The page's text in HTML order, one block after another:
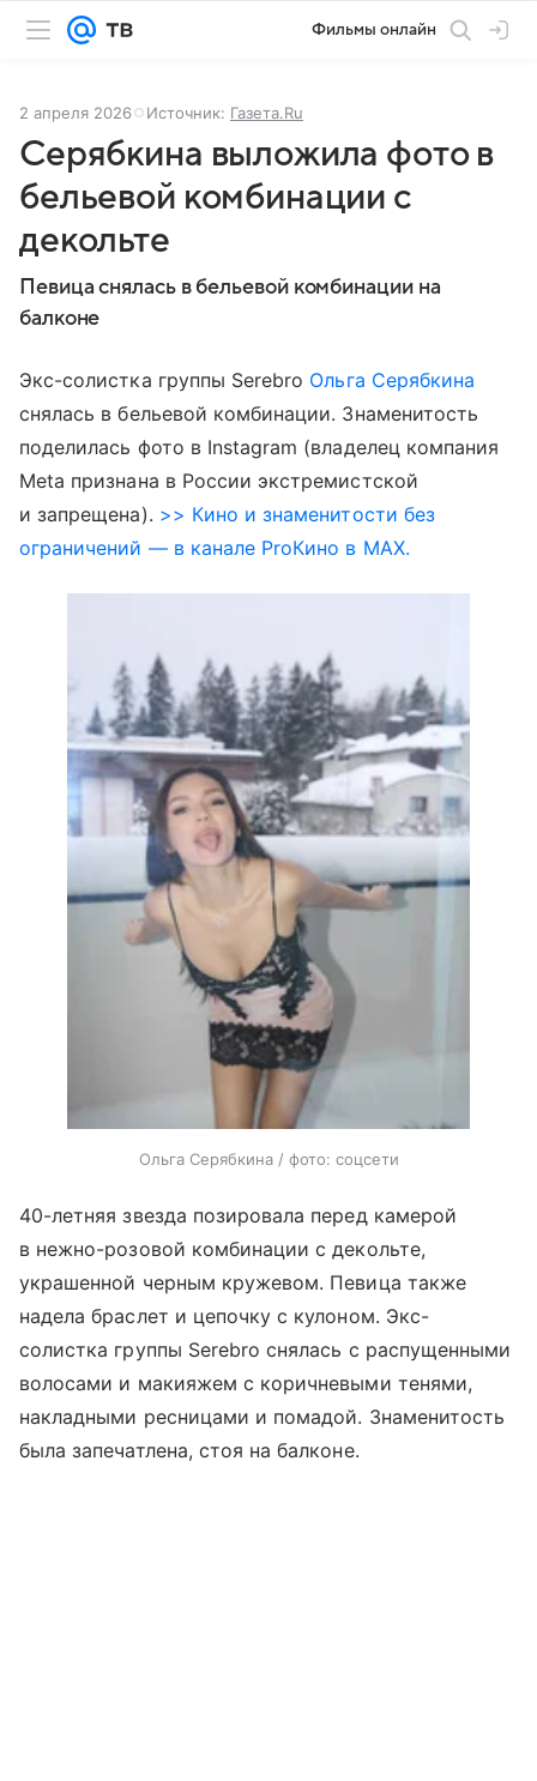
Фильмы онлайн
2 апреля 2026 Источник: Газета.Ru
Серябкина выложила фото в
бельевой комбинации с
декольте
Певица снялась в бельевой комбинации на
балконе
Экс-солистка группы Serebro Ольга Серябкина
снялась в бельевой комбинации. Знаменитость
поделилась фото в Instagram (владелец компания
Meta признана в России экстремистской
и запрещена). >> Кино и знаменитости без
ограничений — в канале ProКино в MAX.
Ольга Серябкина / фото: соцсети
40-летняя звезда позировала перед камерой
в нежно-розовой комбинации с декольте,
украшенной черным кружевом. Певица также
надела браслет и цепочку с кулоном. Экс-
солистка группы Serebro снялась с распущенными
волосами и макияжем с коричневыми тенями,
накладными ресницами и помадой. Знаменитость
была запечатлена, стоя на балконе.